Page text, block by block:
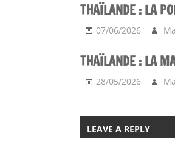
THAÏLANDE : LA
07/06/2026
THAÏLANDE : LA
28/05/2026
LEAVE A REPLY